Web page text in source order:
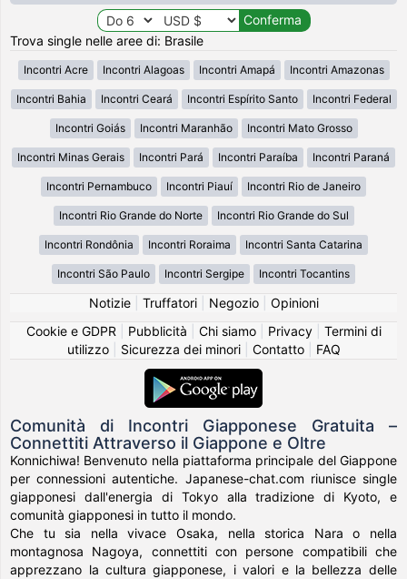
Trova single nelle aree di: Brasile
Incontri Acre Incontri Alagoas Incontri Amapá Incontri Amazonas
Incontri Bahia Incontri Ceará Incontri Espírito Santo Incontri Federal
Incontri Goiás Incontri Maranhão Incontri Mato Grosso
Incontri Minas Gerais Incontri Pará Incontri Paraíba Incontri Paraná
Incontri Pernambuco Incontri Piauí Incontri Rio de Janeiro
Incontri Rio Grande do Norte Incontri Rio Grande do Sul
Incontri Rondônia Incontri Roraima Incontri Santa Catarina
Incontri São Paulo Incontri Sergipe Incontri Tocantins
Notizie| Truffatori| Negozio| Opinioni
Cookie e GDPR
Pubblicità Chi siamo| Privacy| Termini di
utilizzo| Sicurezza dei minori| Contatto| FAQ
Comunità di Incontri Giapponese Gratuita –
Connettiti Attraverso il Giappone e Oltre
Konnichiwa! Benvenuto nella piattaforma principale del Giappone
per connessioni autentiche. Japanese-chat.com riunisce single
giapponesi dall'energia di Tokyo alla tradizione di Kyoto, e
comunità giapponesi in tutto il mondo.
Che tu sia nella vivace Osaka, nella storica Nara o nella
montagnosa Nagoya, connettiti con persone compatibili che
apprezzano la cultura giapponese, i valori e la bellezza delle